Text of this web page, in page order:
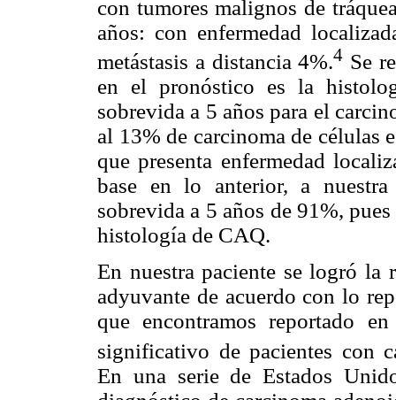
con tumores malignos de
años: con enfermedad
metástasis a distancia 4%.4 Se
en el pronóstico es la
sobrevida a 5 años para el
al 13% de carcinoma de células
que presenta enfermedad
base en lo anterior, a
sobrevida a 5 años de 91%,
histología de CAQ.
En nuestra paciente se logró la
adyuvante de acuerdo con lo
que encontramos reportado
significativo de pacientes con
En una serie de Estados